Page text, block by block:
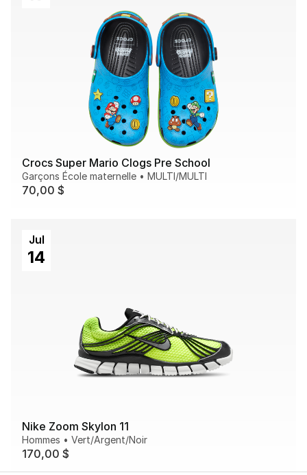
Crocs Super Mario Clogs Pre School
Garçons École maternelle • MULTI/MULTI
70,00 $
Jul
14
Nike Zoom Skylon 11
Hommes • Vert/Argent/Noir
170,00 $